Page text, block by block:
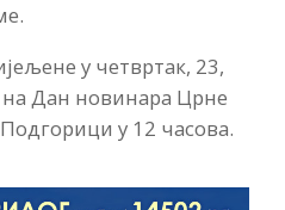
у четвртак, 23,
на Дан новинара Црне
у 12 часова.